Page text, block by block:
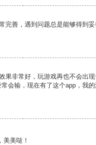
完善，遇到问题总是能够得到
果非常好，玩游戏再也不会出
会输，现在有了这个app，我
美美哒！